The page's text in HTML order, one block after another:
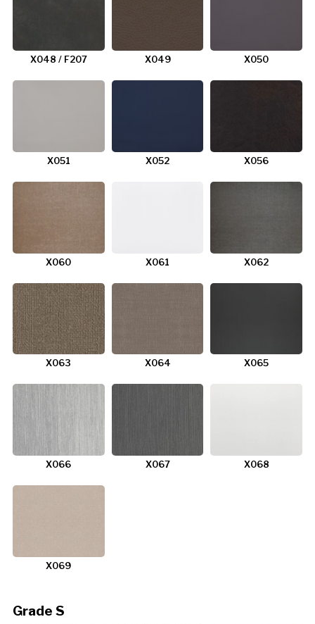
X048 / F207 X049 X050
X051 X052 X056
X060 X061 X062
X063 X064 X065
X066 X067 X068
X069
Grade S